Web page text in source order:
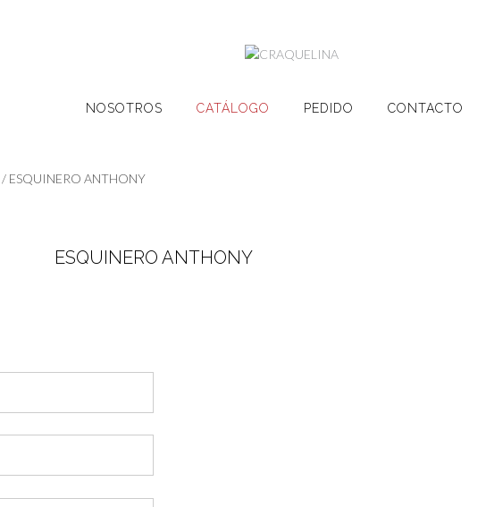
NOSOTROS CATÁLOGO PEDIDO CONTACTO
/ ESQUINERO ANTHONY
ESQUINERO ANTHONY